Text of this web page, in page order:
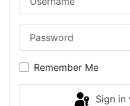
Remember Me
Sign in